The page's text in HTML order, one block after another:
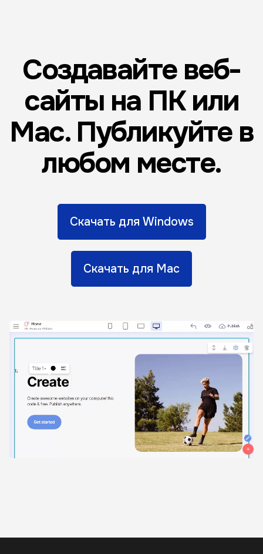
Создавайте веб-
сайты на ПК или
Mac. Публикуйте в
любом месте.
Скачать для Windows
Скачать для Mac